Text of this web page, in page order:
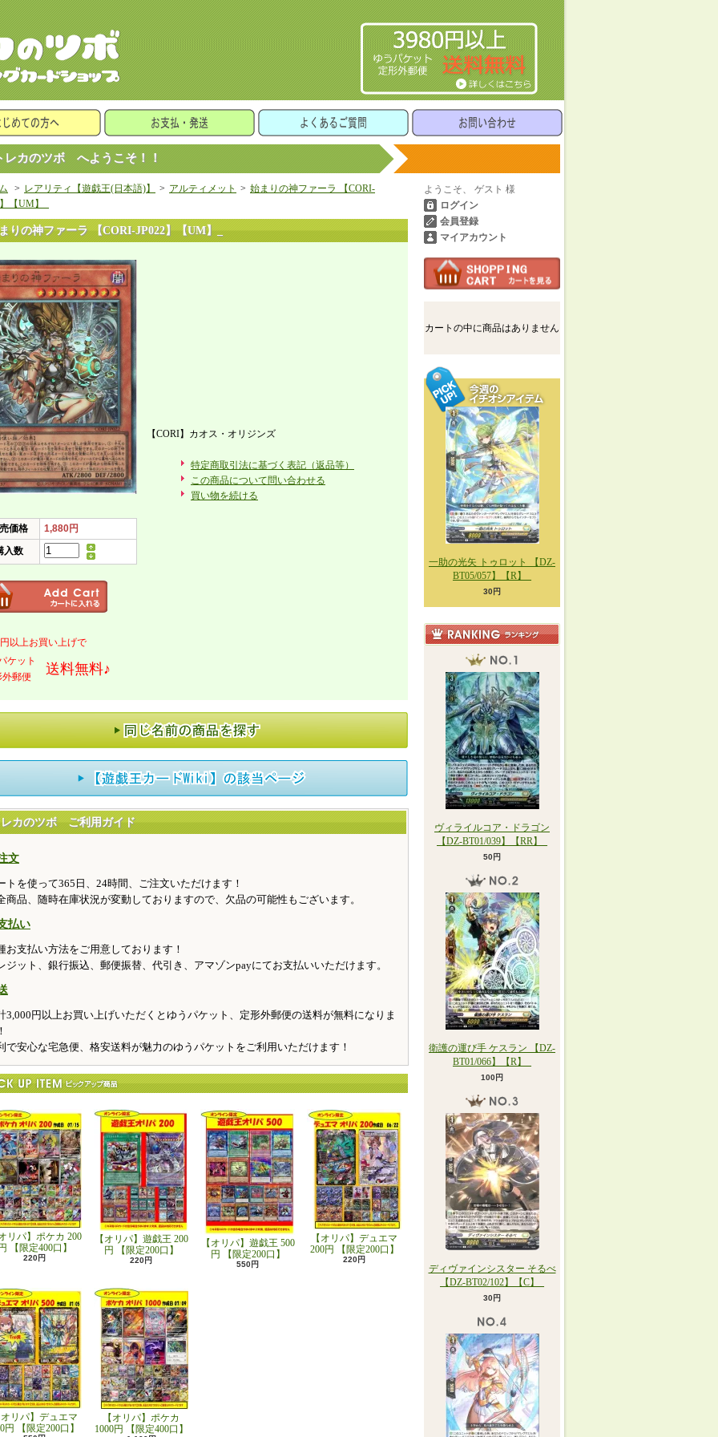
カのツボ へようこそ！！
> レアリティ【遊戯王(日本語)】 > アルティメット > 始まりの神ファーラ 【CORI-
【UM】_
りの神ファーラ 【CORI-JP022】【UM】_
価格
1,880円
入数
以上お買い上げで
ケット
外郵便
送料無料♪
【CORI】カオス・オリジンズ
特定商取引法に基づく表記（返品等）
この商品について問い合わせる
買い物を続ける
カのツボ ご利用ガイド
文
トを使って365日、24時間、ご注文いただけます！
品、随時在庫状況が変動しておりますので、欠品の可能性もございます。
払い
お支払い方法をご用意しております！
ジット、銀行振込、郵便振替、代引き、アマゾンpayにてお支払いいただけます。
3,000円以上お買い上げいただくとゆうパケット、定形外郵便の送料が無料になりま
で安心な宅急便、格安送料が魅力のゆうパケットをご利用いただけます！
リパ】ポケカ 200
【限定400口】
220円
【オリパ】遊戯王 200
円 【限定200口】
220円
【オリパ】遊戯王 500
円 【限定200口】
550円
【オリパ】デュエマ
200円 【限定200口】
220円
リパ】デュエマ
円 【限定200口】
【オリパ】ポケカ
1000円 【限定400口】
ようこそ、 ゲスト 様
ログイン
会員登録
マイアカウント
カートの中に商品はありません
一助の光矢 トゥロット 【DZ-
BT05/057】【R】_
30円
ヴィライルコア・ドラゴン
【DZ-BT01/039】【RR】_
50円
衛護の運び手 ケスラン 【DZ-
BT01/066】【R】_
100円
ディヴァインシスター そるべ
【DZ-BT02/102】【C】_
30円